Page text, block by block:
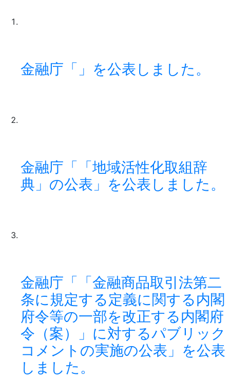
金融庁「」を公表しました。
金融庁「「地域活性化取組辞
典」の公表」を公表しました。
金融庁「「金融商品取引法第二
条に規定する定義に関する内閣
府令等の一部を改正する内閣府
令（案）」に対するパブリック
コメントの実施の公表」を公表
しました。